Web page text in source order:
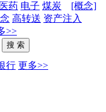
医药 电子 煤炭
[概念]
高转送 资产注入
>>
行 更多>>